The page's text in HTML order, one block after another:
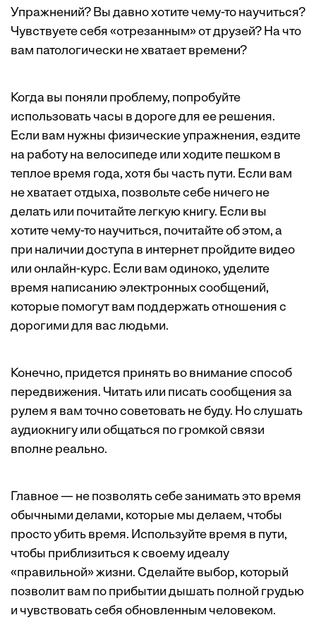
Упражнений? Вы давно хотите чему-то научиться?
Чувствуете себя «отрезанным» от друзей? На что
вам патологически не хватает времени?
Когда вы поняли проблему, попробуйте
использовать часы в дороге для ее решения.
Если вам нужны физические упражнения, ездите
на работу на велосипеде или ходите пешком в
теплое время года, хотя бы часть пути. Если вам
не хватает отдыха, позвольте себе ничего не
делать или почитайте легкую книгу. Если вы
хотите чему-то научиться, почитайте об этом, а
при наличии доступа в интернет пройдите видео
или онлайн-курс. Если вам одиноко, уделите
время написанию электронных сообщений,
которые помогут вам поддержать отношения с
дорогими для вас людьми.
Конечно, придется принять во внимание способ
передвижения. Читать или писать сообщения за
рулем я вам точно советовать не буду. Но слушать
аудиокнигу или общаться по громкой связи
вполне реально.
Главное — не позволять себе занимать это время
обычными делами, которые мы делаем, чтобы
просто убить время. Используйте время в пути,
чтобы приблизиться к своему идеалу
«правильной» жизни. Сделайте выбор, который
позволит вам по прибытии дышать полной грудью
и чувствовать себя обновленным человеком.